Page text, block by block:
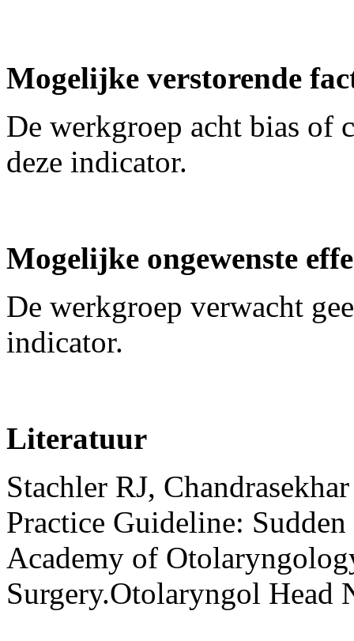
Mogelijke verstorende
De werkgroep acht bias of
deze indicator.
Mogelijke ongewenste
De werkgroep verwacht
indicator.
Literatuur
Stachler RJ,
Practice Guideline:
Academy of
Surgery.Otolaryngol Head